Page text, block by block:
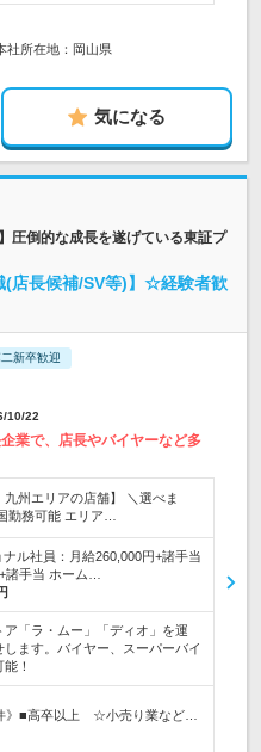
社所在地：岡山県
気になる
圧倒的な成長を遂げている東証プ
(店長候補/SV等)】☆経験者歓
新卒歓迎
10/22
業で、店長やバイヤーなど多
九州エリアの店舗】 ＼選べま
勤務可能 エリア…
ル社員：月給260,000円+諸手当
諸手当 ホーム…
ア「ラ・ムー」「ディオ」を運
ます。バイヤー、スーパーバイ
！
》■高卒以上 ☆小売り業など…